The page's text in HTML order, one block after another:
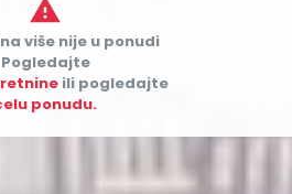

više nije u ponudi
Pogledajte
ili pogledajte
ponudu.